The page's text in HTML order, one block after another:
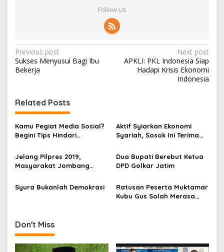
Follow Us
P
o
t
n
a
v
i
g
t
o
n
Previous post
Sukses Menyusui Bagi Ibu
Bekerja
Next post
APKLI: PKL Indonesia Siap
Hadapi Krisis Ekonomi
Indonesia
Related Posts
Kamu Pegiat Media Sosial?
Begini Tips Hindari
Pribadimu
Aktif Syiarkan Ekonomi
Syariah, Sosok Ini Terima
Indonesia
Jelang Pilpres 2019,
Masyarakat Jombang
Yusril Ihza Mahendra
Dua Bupati Berebut Ketua
DPD Golkar Jatim
Syura Bukanlah Demokrasi
Ratusan Peserta Muktamar
Kubu Gus Solah Merasa
Don't Miss